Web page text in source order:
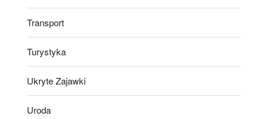
Transport
Turystyka
Ukryte Zajawki
Uroda